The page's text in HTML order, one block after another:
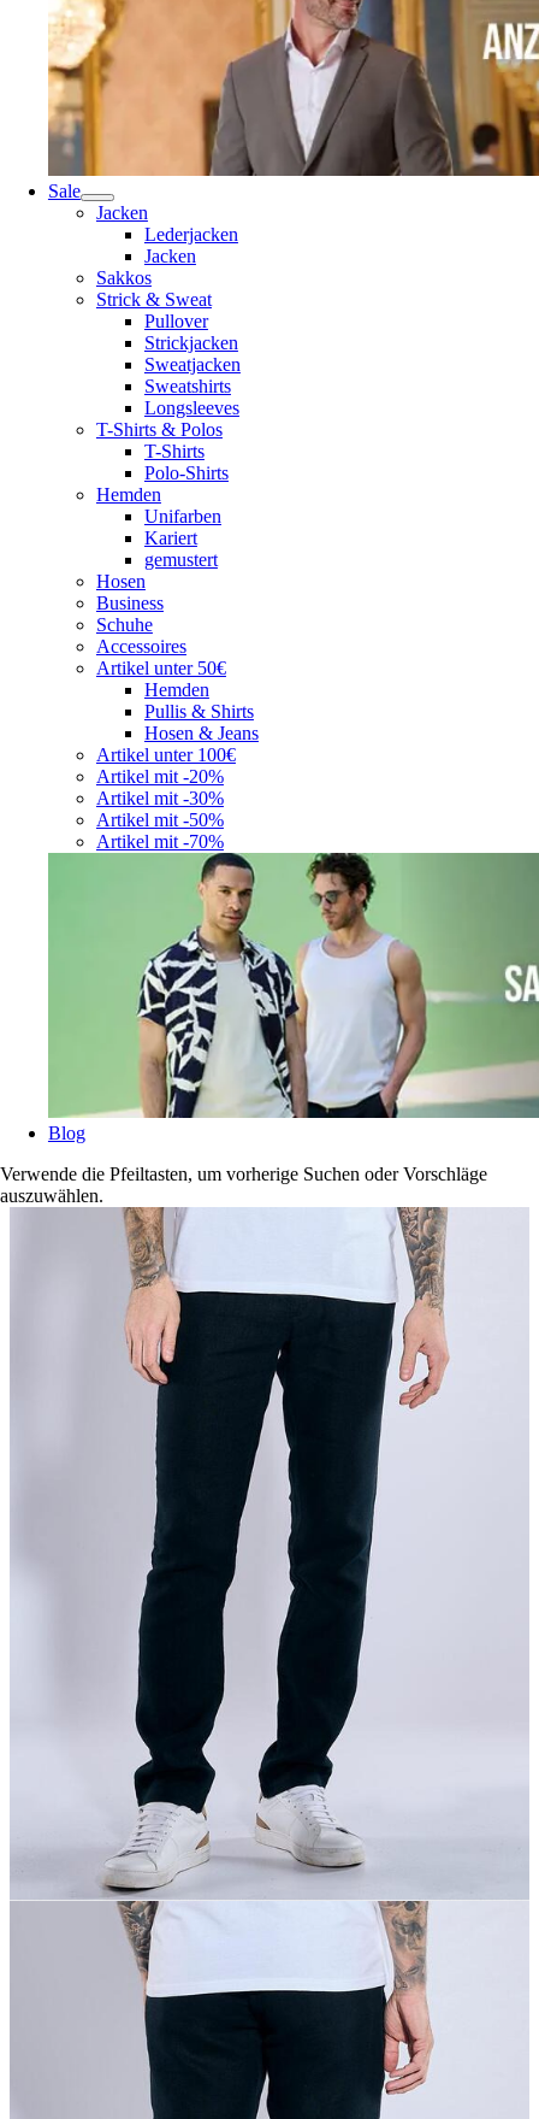
Sale
Jacken
Lederjacken
Jacken
Sakkos
Strick & Sweat
Pullover
Strickjacken
Sweatjacken
Sweatshirts
Longsleeves
T-Shirts & Polos
T-Shirts
Polo-Shirts
Hemden
Unifarben
Kariert
gemustert
Hosen
Business
Schuhe
Accessoires
Artikel unter 50€
Hemden
Pullis & Shirts
Hosen & Jeans
Artikel unter 100€
Artikel mit -20%
Artikel mit -30%
Artikel mit -50%
Artikel mit -70%
Blog
Verwende die Pfeiltasten, um vorherige Suchen oder Vorschläge
auszuwählen.